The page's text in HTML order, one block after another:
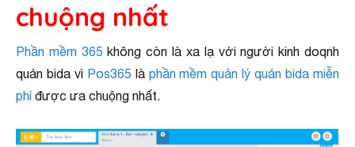
chuộng nhất
Phần mềm 365 không còn là xa lạ với người kinh doqnh
quán bida vì Pos365 là phần mềm quản lý quán bida miễn
phíđược ưa chuộng nhất.